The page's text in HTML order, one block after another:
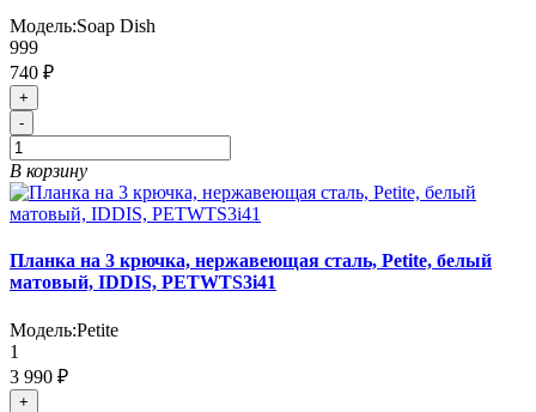
Модель:Soap Dish
999
740 ₽
+
-
В корзину
Планка на 3 крючка, нержавеющая сталь, Petite, белый
матовый, IDDIS, PETWTS3i41
Модель:Petite
1
3 990 ₽
+